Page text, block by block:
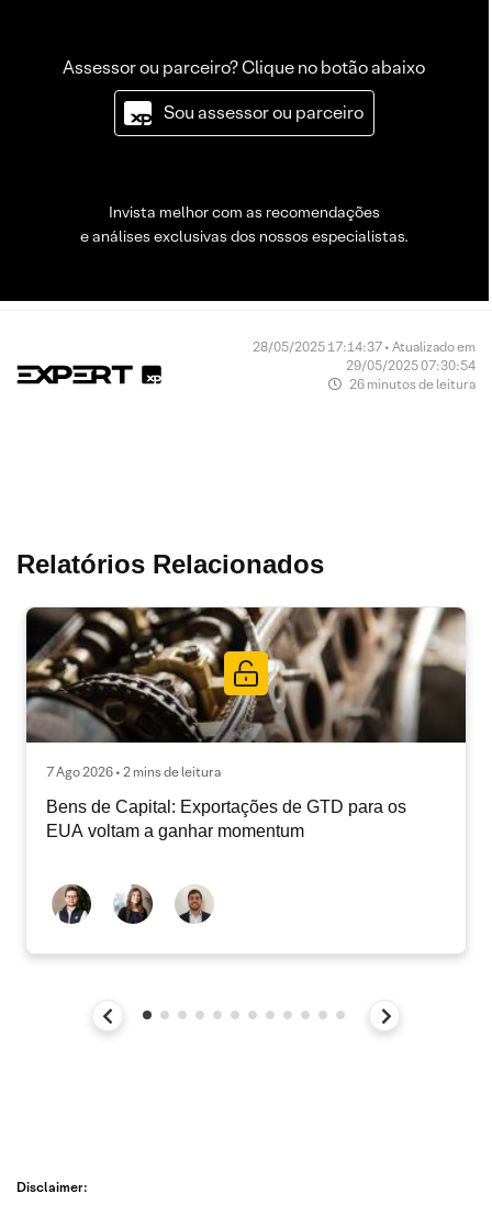
Assessor ou parceiro? Clique no botão abaixo
Sou assessor ou parceiro
Invista melhor com as recomendações
e análises exclusivas dos nossos especialistas.
28/05/2025 17:14:37 • Atualizado em
29/05/2025 07:30:54
26 minutos de leitura
Relatórios Relacionados
7 Ago 2026 • 2 mins de leitura
Bens de Capital: Exportações de GTD para os
EUA voltam a ganhar momentum
Disclaimer: